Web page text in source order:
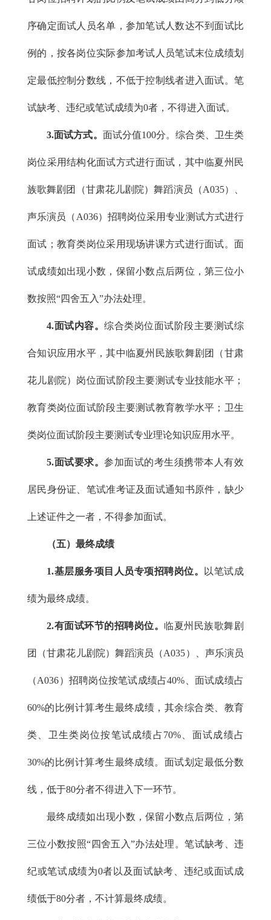
序确定面试人员名单，参加笔试人数达不到面试比
例的，按各岗位实际参加考试人员笔试末位成绩划
定最低控制分数线，不低于控制线者进入面试。笔
试缺考、违纪或笔试成绩为0者，不得进入面试。
3.面试方式。 面试分值100分。综合类、卫生类
岗位采用结构化面试方式进行面试，其中临夏州民
族歌舞剧团（甘肃花儿剧院）舞蹈演员（A035）、
声乐演员（A036）招聘岗位采用专业测试方式进行
面试；教育类岗位采用现场讲课方式进行面试。面
试成绩如出现小数，保留小数点后两位，第三位小
数按照“四舍五入”办法处理。
4.面试内容。综合类岗位面试阶段主要测试综
合知识应用水平，其中临夏州民族歌舞剧团（甘肃
花儿剧院）岗位面试阶段主要测试专业技能水平；
教育类岗位面试阶段主要测试教育教学水平；卫生
类岗位面试阶段主要测试专业理论知识应用水平。
5.面试要求。参加面试的考生须携带本人有效
居民身份证、笔试准考证及面试通知书原件，缺少
上述证件之一者，不得参加面试。
（五）最终成绩
1.基层服务项目人员专项招聘岗位。 以笔试成
绩为最终成绩。
2.有面试环节的招聘岗位。 临夏州民族歌舞剧
团（甘肃花儿剧院）舞蹈演员（A035）、声乐演员
（A036）招聘岗位按笔试成绩占40%、面试成绩占
60%的比例计算考生最终成绩，其余综合类、教育
类、卫生类岗位按笔试成绩占70%、面试成绩占
30%的比例计算考生最终成绩。面试划定最低分数
线，低于80分者不得进入下一环节。
最终成绩如出现小数，保留小数点后两位，第
三位小数按照“四舍五入”办法处理。笔试缺考、违
纪或笔试成绩为0者以及面试缺考、违纪或面试成
绩低于80分者，不计算最终成绩。